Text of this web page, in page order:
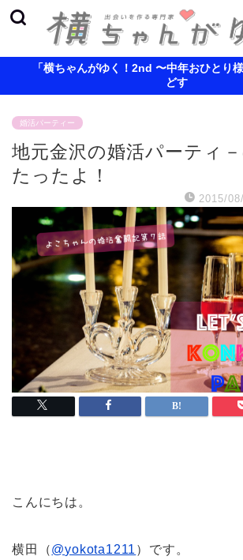
「横ちゃんがゆく！2nd 〜中年おひとり
どす
婚活パーティー
地元金沢の婚活パーティ
たったよ！
2015/
こんにちは。
横田（@yokota1211 ）です。